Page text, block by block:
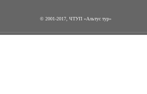
© 2001-2017, ЧТУП «Альтус тур»